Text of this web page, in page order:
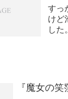
すっ
けど
し
『魔女の